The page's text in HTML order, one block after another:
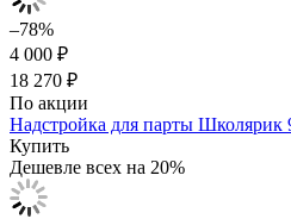
–78%
4 000 ₽
18 270 ₽
По акции
Надстройка для парты
Купить
Дешевле всех на 20%